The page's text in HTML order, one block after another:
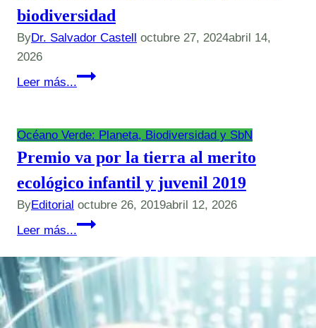
biodiversidad
ByDr. Salvador Castell octubre 27, 2024abril 14,
2026
Leer más...
Avances
en
implementación
del
marco
global
biodiversidad
Océano Verde: Planeta, Biodiversidad y SbN
Premio va por la tierra al merito
ecológico infantil y juvenil 2019
ByEditorial octubre 26, 2019abril 12, 2026
Leer más...
Premio
por
la
tierra